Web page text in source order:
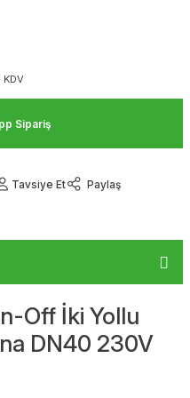
Sipariş
Tavsiye Et
Paylaş
Off İki Yollu
DN40 230V